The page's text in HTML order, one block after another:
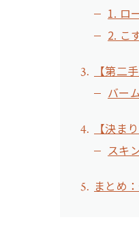
1. ロ
2. こ
【第二
バー
【決ま
スキ
まとめ